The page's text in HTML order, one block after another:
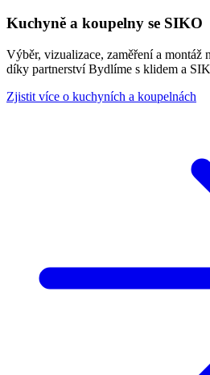
Kuchyně a koupelny se SIKO
Výběr, vizualizace, zaměření a montáž
díky partnerství Bydlíme s klidem a
Zjistit více o kuchyních a koupelnách